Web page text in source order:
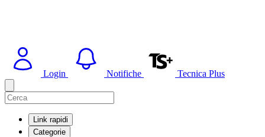
Login Notifiche Tecnica Plus
Link rapidi
Categorie